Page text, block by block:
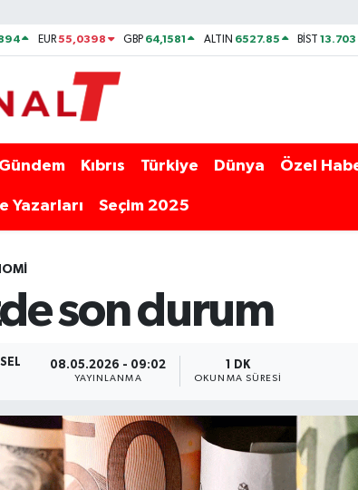
EUR55,0398 GBP 64,1581 ALTIN 6527.85 BİST13.703
Gündem Kıbrıs Türkiye Dünya Özel
Yazarları Seçim 2025
son durum
08.05.2026 - 09:02
YAYINLANMA
1 DK
OKUNMA SÜRESI